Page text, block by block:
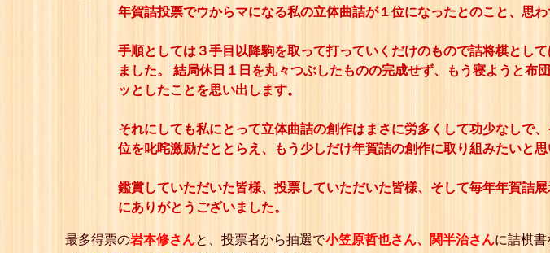
年賀詰投票でウからマになる私の立体曲詰が１位になったとのこと、思わ
手順としては３手目以降駒を取って打っていくだけのもので詰将棋とし
ました。 結局休日１日を丸々つぶしたものの完成せず、もう寝ようと
ッとしたことを思い出します。
それにしても私にとって立体曲詰の創作はまさに労多くして功少なしで、
位を叱咤激励だととらえ、もう少しだけ年賀詰の創作に取り組みたいと思
鑑賞していただいた皆様、投票していただいた皆様、そして毎年年賀詰
にありがとうございました。
最多得票の岩本修さんと、投票者から抽選で小笠原哲也さん、関半治さんに詰棋書